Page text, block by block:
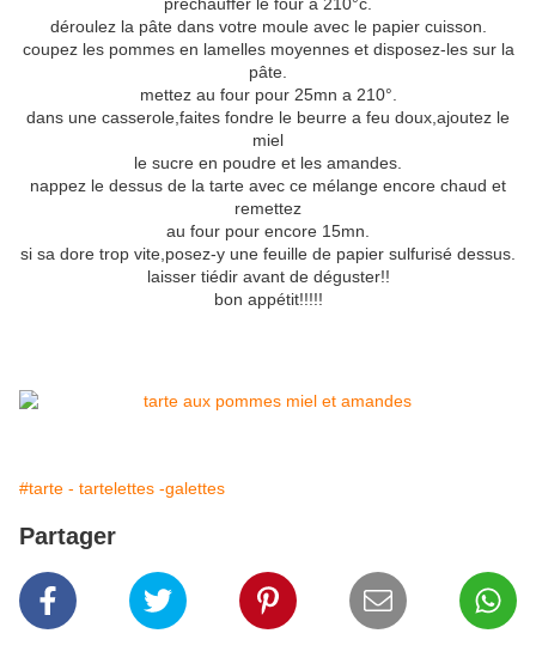
déroulez la pâte dans votre moule avec le papier cuisson.
coupez les pommes en lamelles moyennes et disposez-les sur la
pâte.
mettez au four pour 25mn a 210°.
dans une casserole,faites fondre le beurre a feu doux,ajoutez le
miel
le sucre en poudre et les amandes.
nappez le dessus de la tarte avec ce mélange encore chaud et
remettez
au four pour encore 15mn.
si sa dore trop vite,posez-y une feuille de papier sulfurisé dessus.
laisser tiédir avant de déguster!!
bon appétit!!!!!
#tarte - tartelettes -galettes
Partager